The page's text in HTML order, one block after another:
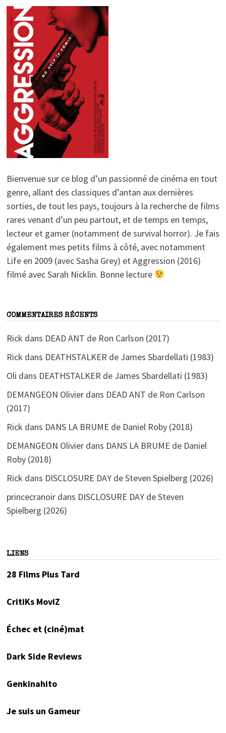
Bienvenue sur ce blog d’un passionné de cinéma en tout
genre, allant des classiques d’antan aux dernières
sorties, de tout les pays, toujours à la recherche de films
rares venant d’un peu partout, et de temps en temps,
lecteur et gamer (notamment de survival horror). Je fais
également mes petits films à côté, avec notamment
Life en 2009 (avec Sasha Grey) et Aggression (2016)
filmé avec Sarah Nicklin. Bonne lecture
COMMENTAIRES RÉCENTS
Rick dans DEAD ANT de Ron Carlson (2017)
Rick dans DEATHSTALKER de James Sbardellati (1983)
Oli dans DEATHSTALKER de James Sbardellati (1983)
DEMANGEON Olivierdans DEAD ANT de Ron Carlson
(2017)
Rick dans DANS LA BRUME de Daniel Roby (2018)
DEMANGEON Olivierdans DANS LA BRUME de Daniel
Roby (2018)
Rick dans DISCLOSURE DAY de Steven Spielberg (2026)
princecranoirdans DISCLOSURE DAY de Steven
Spielberg (2026)
LIENS
28 Films Plus Tard
CritiKs MoviZ
Échec et (ciné)mat
Dark Side Reviews
Genkinahito
Je suis un Gameur